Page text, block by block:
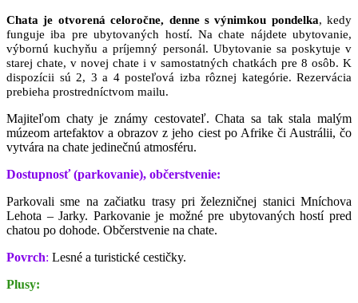
Chata je otvorená celoročne, denne s výnimkou pondelka, kedy
funguje iba pre ubytovaných hostí. Na chate nájdete ubytovanie,
výbornú kuchyňu a príjemný personál. Ubytovanie sa poskytuje v
starej chate, v novej chate i v samostatných chatkách pre 8 osôb. K
dispozícii sú 2, 3 a 4 posteľová izba rôznej kategórie. Rezervácia
prebieha prostredníctvom mailu.
Majiteľom chaty je známy cestovateľ. Chata sa tak stala malým
múzeom artefaktov a obrazov z jeho ciest po Afrike či Austrálii, čo
vytvára na chate jedinečnú atmosféru.
Dostupnosť (parkovanie), občerstvenie:
Parkovali sme na začiatku trasy pri železničnej stanici Mníchova
Lehota – Jarky. Parkovanie je možné pre ubytovaných hostí pred
chatou po dohode. Občerstvenie na chate.
Povrch: Lesné a turistické cestičky.
Plusy: